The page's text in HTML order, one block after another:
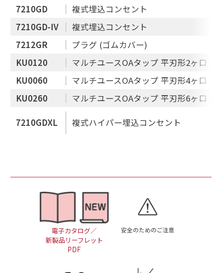
7210GD
複式埋込コンセント
7210GD-IV
複式埋込コンセント
7212GR
プラグ (ゴムカバー)
KU0120
マルチユースOAタップ 平刃形2ヶ口 コ
KU0060
マルチユースOAタップ 平刃形4ヶ口 コ
KU0260
マルチユースOAタップ 平刃形6ヶ口 コ
7210GDXL 複式ハイパー埋込コンセント
電子カタログ／
新製品リーフレット
PDF
安全のためのご注意